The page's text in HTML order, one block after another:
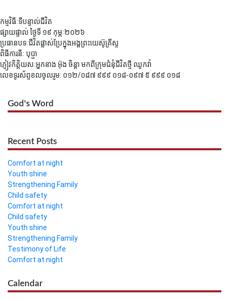
កម្មវិធីៈទីបន្ទាល់ជីវិត
ផ្សាយផ្ទាល់ ថ្ងៃទី ១៩​​​ កុម្ភៈ២០២៦
ប្រធានបទៈជីវិតផ្លាស់ប្រែក្នុងអង្គព្រះយេស៊ូគ្រីស្ទ
ពិធីការនីៈ បុប្ផា
ភ្ញៀវកិត្តិយសៈអ្នកនាង អ៊ុង ចិន្តា មកពីក្រុមជំនុំជីវិតថ្មី ឈូកវ៉ា
លេខទូរស័ព្ទខលចូលរួម: ០១២/០៨៧ ៩៩៩ ០១៨-០៩៧ ៥ ៩៩៩ ០១៨
God's Word
Recent Posts
Comfort at night
Youth shine
Strengthening Family
Child safety
Comfort at night
Child safety
Youth shine
Strengthening Family
Testimony of Life
Comfort at night
Calendar